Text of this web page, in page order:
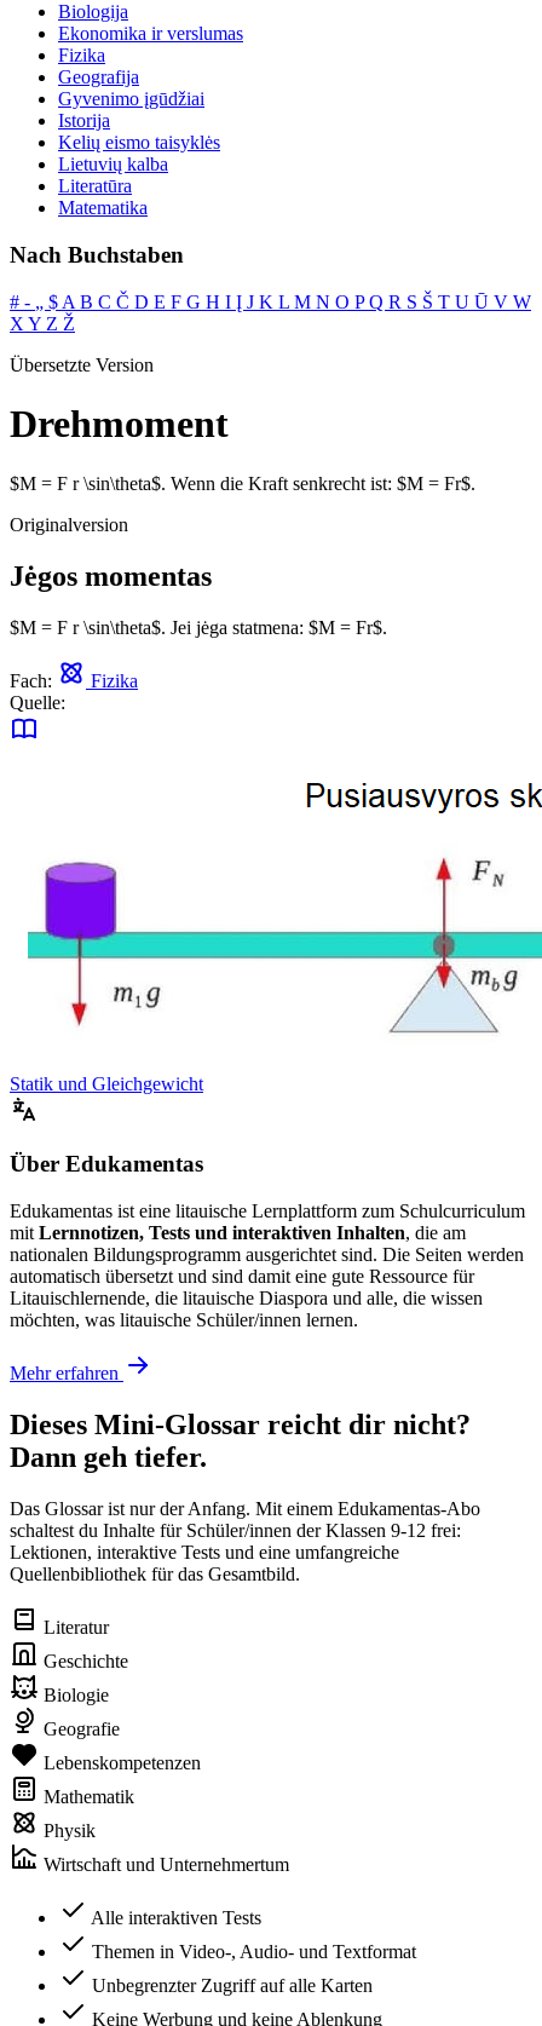
Biologija
Ekonomika ir verslumas
Fizika
Geografija
Gyvenimo įgūdžiai
Istorija
Kelių eismo taisyklės
Lietuvių kalba
Literatūra
Matematika
Nach Buchstaben
# ‐ „ $ A B C Č D E F G H I Į J K L M N O PQ R S Š T U Ū V W
X Y Z Ž
Übersetzte Version
Drehmoment
$M = F r \sin\theta$. Wenn die Kraft senkrecht ist: $M = Fr$.
Originalversion
Jėgos momentas
$M = F r \sin\theta$. Jei jėga statmena: $M = Fr$.
Fach:
Fizika
Quelle:
Statik und Gleichgewicht
Über Edukamentas
Edukamentas ist eine litauische Lernplattform zum Schulcurriculum
mit Lernnotizen, Tests und interaktiven Inhalten, die am
nationalen Bildungsprogramm ausgerichtet sind. Die Seiten werden
automatisch übersetzt und sind damit eine gute Ressource für
Litauischlernende, die litauische Diaspora und alle, die wissen
möchten, was litauische Schüler/innen lernen.
Mehr erfahren
Dieses Mini-Glossar reicht dir nicht?
Dann geh tiefer.
Das Glossar ist nur der Anfang. Mit einem Edukamentas-Abo
schaltest du Inhalte für Schüler/innen der Klassen 9-12 frei:
Lektionen, interaktive Tests und eine umfangreiche
Quellenbibliothek für das Gesamtbild.
Literatur
Geschichte
Biologie
Geografie
Lebenskompetenzen
Mathematik
Physik
Wirtschaft und Unternehmertum
Alle interaktiven Tests
Themen in Video-, Audio- und Textformat
Unbegrenzter Zugriff auf alle Karten
Keine Werbung und keine Ablenkung